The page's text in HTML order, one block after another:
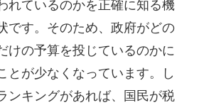
れているのかを正確に知る機
です。そのため、政府がどの
けの予算を投じているのかに
とが少なくなっています。し
ンキングがあれば、国民が税